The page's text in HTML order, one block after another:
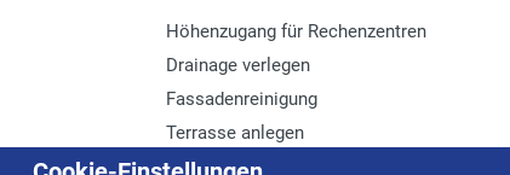
Höhenzugang für Rechenzentren
Drainage verlegen
Fassadenreinigung
Terrasse anlegen
Ladenbau